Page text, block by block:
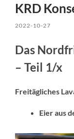
KRD
2022-10-27
Das
– Teil 1/x
Freitägliches
Eier aus